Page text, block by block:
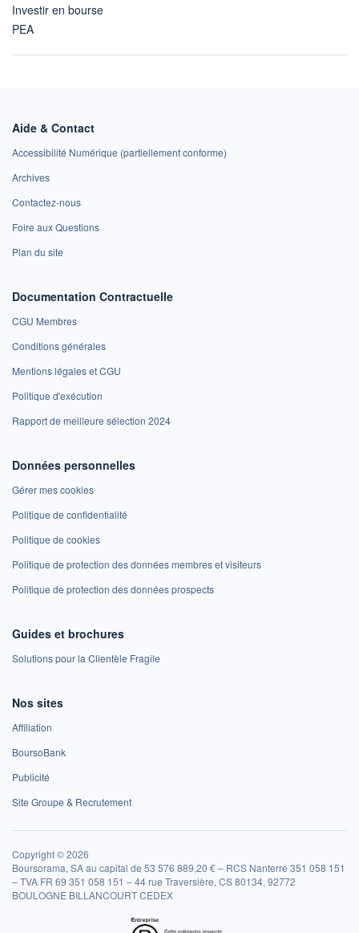
Investir en bourse
PEA
Aide & Contact
Accessibilité Numérique (partiellement conforme)
Archives
Contactez-nous
Foire aux Questions
Plan du site
Documentation Contractuelle
CGU Membres
Conditions générales
Mentions légales et CGU
Politique d'exécution
Rapport de meilleure sélection 2024
Données personnelles
Gérer mes cookies
Politique de confidentialité
Politique de cookies
Politique de protection des données membres et visiteurs
Politique de protection des données prospects
Guides et brochures
Solutions pour la Clientèle Fragile
Nos sites
Affiliation
BoursoBank
Publicité
Site Groupe & Recrutement
Copyright © 2026
Boursorama, SA au capital de 53 576 889,20 € – RCS Nanterre 351 058 151
– TVA FR 69 351 058 151 – 44 rue Traversière, CS 80134, 92772
BOULOGNE BILLANCOURT CEDEX